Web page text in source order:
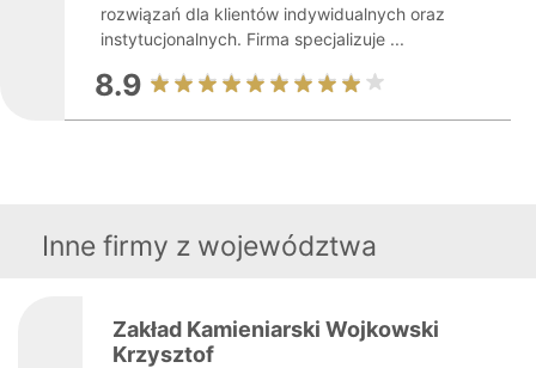
rozwiązań dla klientów indywidualnych oraz
instytucjonalnych. Firma specjalizuje ...
8.9
Inne firmy z województwa
Zakład Kamieniarski Wojkowski
Krzysztof